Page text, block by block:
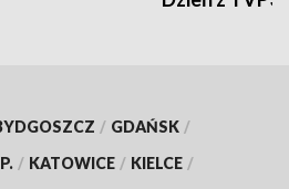
/ GDAŃSK /
/ KATOWICE / KIELCE /